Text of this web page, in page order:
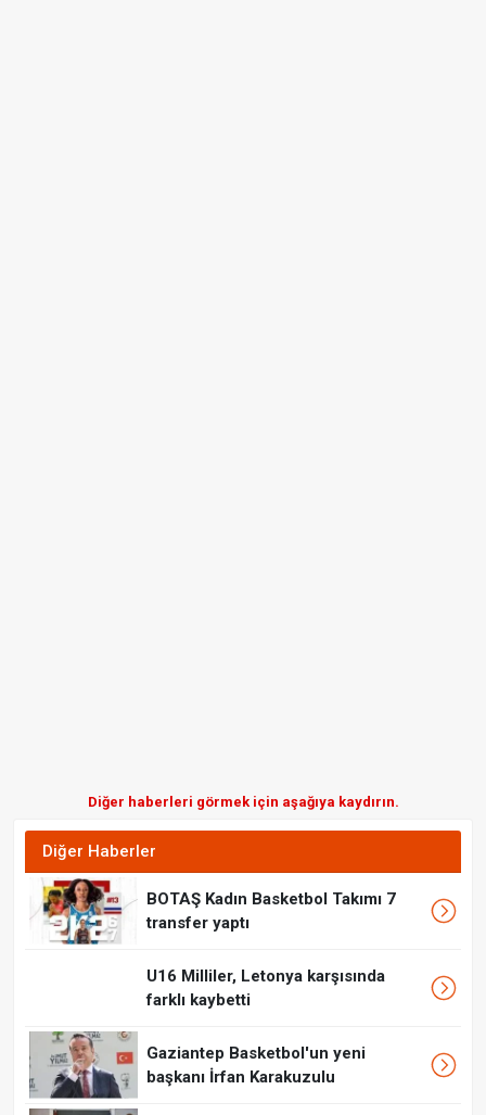
Diğer haberleri görmek için aşağıya kaydırın.
Diğer Haberler
BOTAŞ Kadın Basketbol Takımı 7
transfer yaptı
U16 Milliler, Letonya karşısında
farklı kaybetti
Gaziantep Basketbol'un yeni
başkanı İrfan Karakuzulu